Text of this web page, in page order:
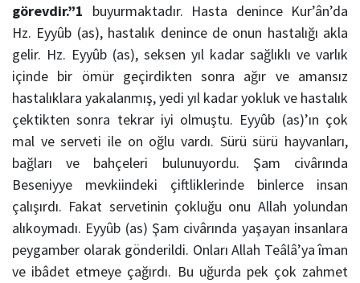
görevdir.”1 buyurmaktadır. Hasta denince Kur’ân’da
Hz. Eyyûb (as), hastalık denince de onun hastalığı akla
gelir. Hz. Eyyûb (as), seksen yıl kadar sağlıklı ve varlık
içinde bir ömür geçirdikten sonra ağır ve amansız
hastalıklara yakalanmış, yedi yıl kadar yokluk ve hastalık
çektikten sonra tekrar iyi olmuştu. Eyyûb (as)’ın çok
mal ve serveti ile on oğlu vardı. Sürü sürü hayvanları,
bağları ve bahçeleri bulunuyordu. Şam civârında
Beseniyye mevkiindeki çiftliklerinde binlerce insan
çalışırdı. Fakat servetinin çokluğu onu Allah yolundan
alıkoymadı. Eyyûb (as) Şam civârında yaşayan insanlara
peygamber olarak gönderildi. Onları Allah Teâlâ’ya îman
ve ibâdet etmeye çağırdı. Bu uğurda pek çok zahmet